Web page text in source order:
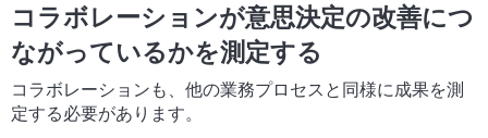
コラボレーションが意思決定の改善につ
ながっているかを測定する
コラボレーションも、他の業務プロセスと同様に成果を測
定する必要があります。